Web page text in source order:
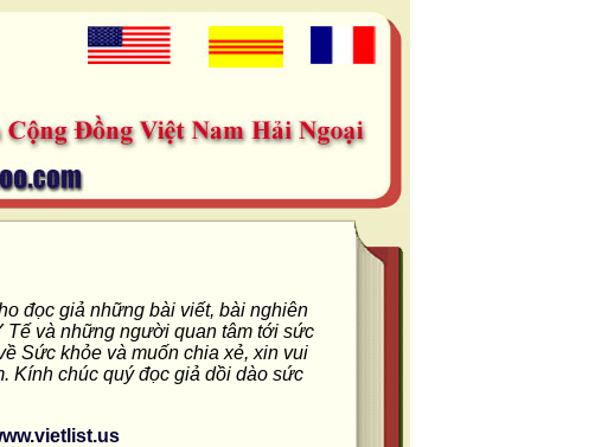
đọc giả những bài viết, bài nghiên
Tế và những người quan tâm tới sức
Sức khỏe và muốn chia xẻ, xin vui
Kính chúc quý đọc giả dồi dào sức